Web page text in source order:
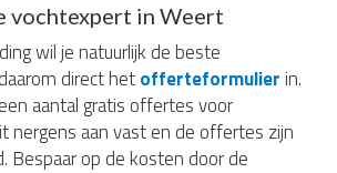
vochtexpert in Weert
wil je natuurlijk de beste
direct hetofferteformulier in.
aantal gratis offertes voor
nergens aan vast en de offertes zijn
Bespaar op de kosten door de